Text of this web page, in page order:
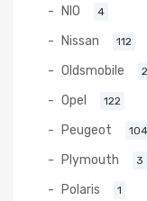
NIO 4
Nissan 112
Oldsmobile 2
Opel 122
Peugeot 104
Plymouth 3
Polaris 1